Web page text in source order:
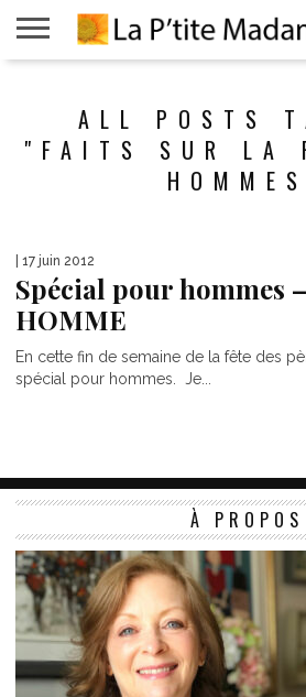
VIVRE
PROPOSALL POSTS
"FAITS SUR LA
| 17 juin 2012
Spécial pour hommes
HOMME
En cette fin de semaine de la fête des
spécial pour hommes. Je...
À PROPOS